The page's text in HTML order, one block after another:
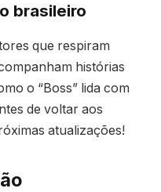
brasileiro
que respiram
histórias
o “Boss” lida com
de voltar aos
atualizações!